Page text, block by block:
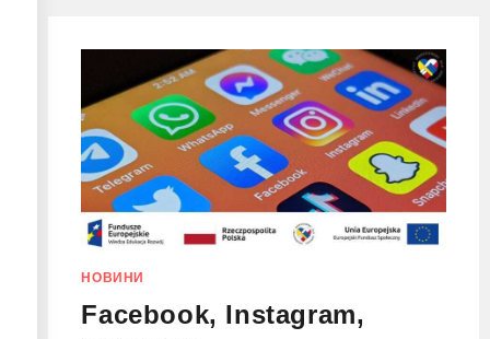
НОВИНИ
Facebook, Instagram,